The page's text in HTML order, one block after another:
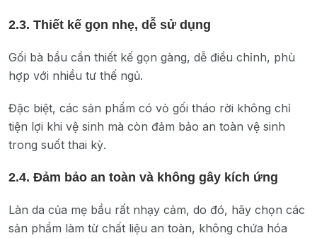
2.3. Thiết kế gọn nhẹ, dễ sử dụng
Gối bà bầu cần thiết kế gọn gàng, dễ điều chỉnh, phù
hợp với nhiều tư thế ngủ.
Đặc biệt, các sản phẩm có vỏ gối tháo rời không chỉ
tiện lợi khi vệ sinh mà còn đảm bảo an toàn vệ sinh
trong suốt thai kỳ.
2.4. Đảm bảo an toàn và không gây kích ứng
Làn da của mẹ bầu rất nhạy cảm, do đó, hãy chọn các
sản phẩm làm từ chất liệu an toàn, không chứa hóa